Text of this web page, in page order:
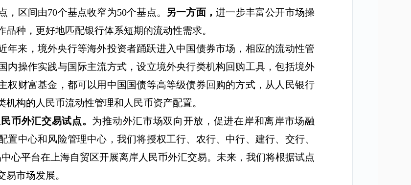
，区间由70个基点收窄为50个基点。 另一方面，进一步丰富公开市场操
种，更好地匹配银行体系短期的流动性需求。
年来，境外央行等海外投资者踊跃进入中国债券市场，相应的流动性管
内操作实践与国际主流方式，设立境外央行类机构回购工具，包括境外
权财富基金，都可以用中国国债等高等级债券回购的方式，从人民银行
构的人民币流动性管理和人民币资产配置。
币外汇交易试点。 为推动外汇市场双向开放，促进在岸和离岸市场融
置中心和风险管理中心，我们将授权工行、农行、中行、建行、交行、
心平台在上海自贸区开展离岸人民币外汇交易。未来，我们将根据试点
市场发展。